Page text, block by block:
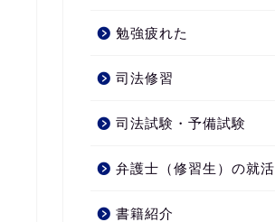
勉強疲れた
司法修習
司法試験・予備試験
弁護士（修習生）の就活
書籍紹介